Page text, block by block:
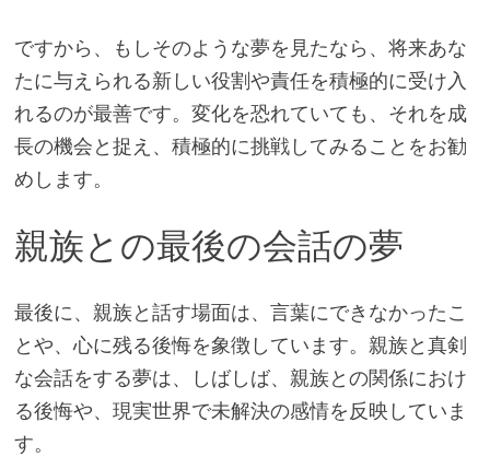
ですから、もしそのような夢を見たなら、将来あな
たに与えられる新しい役割や責任を積極的に受け入
れるのが最善です。変化を恐れていても、それを成
長の機会と捉え、積極的に挑戦してみることをお勧
めします。
親族との最後の会話の夢
最後に、親族と話す場面は、言葉にできなかったこ
とや、心に残る後悔を象徴しています。親族と真剣
な会話をする夢は、しばしば、親族との関係におけ
る後悔や、現実世界で未解決の感情を反映していま
す。